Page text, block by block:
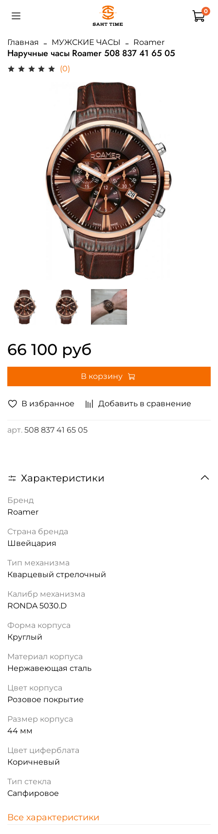
0
Главная МУЖСКИЕ ЧАСЫ Roamer
Наручные часы Roamer 508 837 41 65 05
(0)
В избранное Добавить в сравнение
арт. 508 837 41 65 05
66 100 руб
В корзину
Характеристики
Бренд
Roamer
Страна бренда
Швейцария
Тип механизма
Кварцевый стрелочный
Калибр механизма
RONDA 5030.D
Форма корпуса
Круглый
Материал корпуса
Нержавеющая сталь
Цвет корпуса
Розовое покрытие
Размер корпуса
44 мм
Цвет циферблата
Коричневый
Тип стекла
Сапфировое
Все характеристики